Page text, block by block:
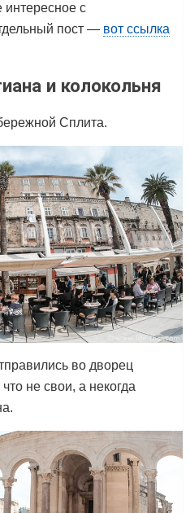
интересное с
пост — вот ссылка
и колокольня
Сплита.
во дворец
не свои, а некогда